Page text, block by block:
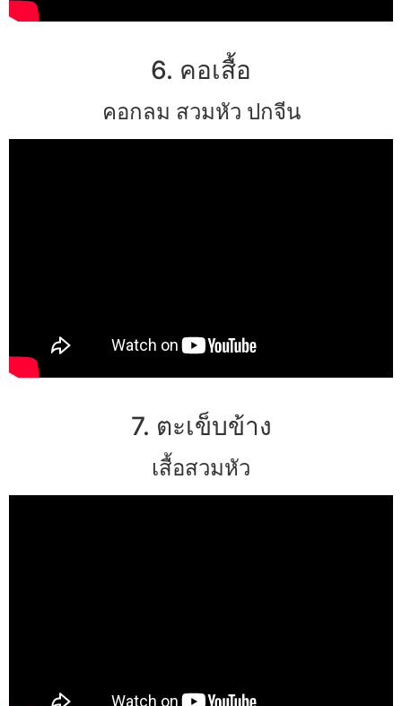
6. คอเสื้อ
คอกลม สวมหัว ปกจีน
7. ตะเข็บข้าง
เสื้อสวมหัว